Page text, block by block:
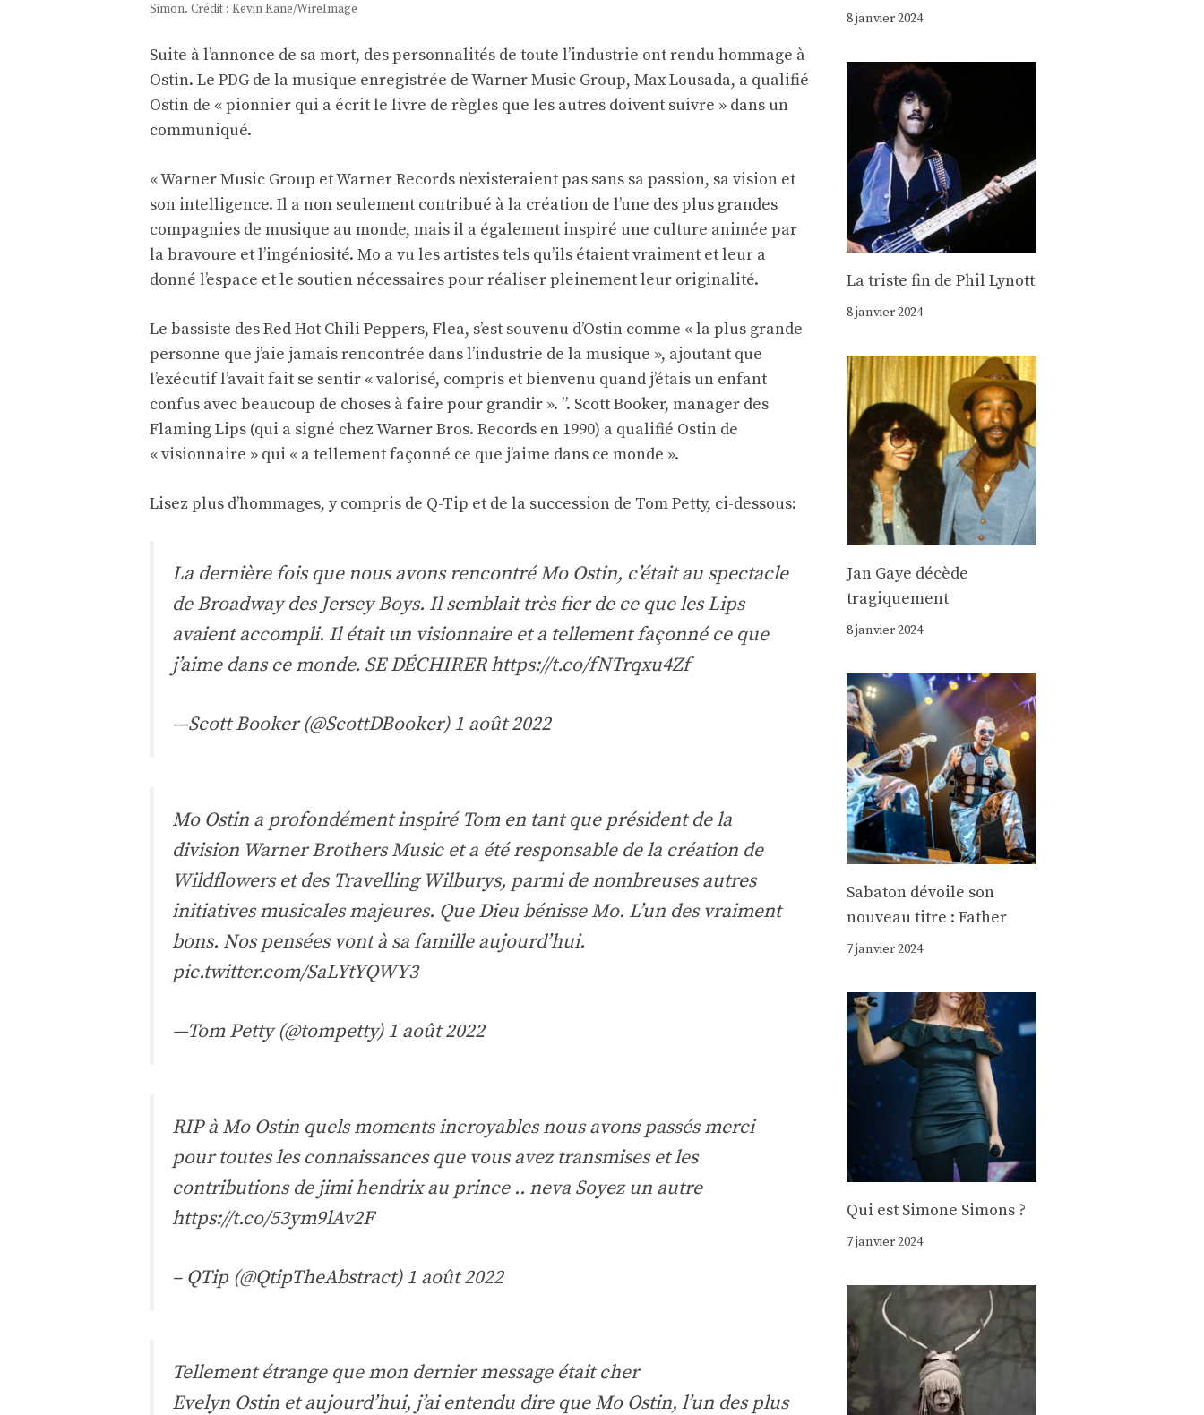
Simon. Crédit : Kevin Kane/WireImage
Suite à l’annonce de sa mort, des personnalités de toute l’industrie ont rendu hommage à
Ostin. Le PDG de la musique enregistrée de Warner Music Group, Max Lousada, a qualifié
Ostin de « pionnier qui a écrit le livre de règles que les autres doivent suivre » dans un
communiqué.
« Warner Music Group et Warner Records n’existeraient pas sans sa passion, sa vision et
son intelligence. Il a non seulement contribué à la création de l’une des plus grandes
compagnies de musique au monde, mais il a également inspiré une culture animée par
la bravoure et l’ingéniosité. Mo a vu les artistes tels qu’ils étaient vraiment et leur a
donné l’espace et le soutien nécessaires pour réaliser pleinement leur originalité.
Le bassiste des Red Hot Chili Peppers, Flea, s’est souvenu d’Ostin comme « la plus grande
personne que j’aie jamais rencontrée dans l’industrie de la musique », ajoutant que
l’exécutif l’avait fait se sentir « valorisé, compris et bienvenu quand j’étais un enfant
confus avec beaucoup de choses à faire pour grandir ». ”. Scott Booker, manager des
Flaming Lips (qui a signé chez Warner Bros. Records en 1990) a qualifié Ostin de
« visionnaire » qui « a tellement façonné ce que j’aime dans ce monde ».
Lisez plus d’hommages, y compris de Q-Tip et de la succession de Tom Petty, ci-dessous:
La dernière fois que nous avons rencontré Mo Ostin, c’était au spectacle
de Broadway des Jersey Boys. Il semblait très fier de ce que les Lips
avaient accompli. Il était un visionnaire et a tellement façonné ce que
j’aime dans ce monde. SE DÉCHIRERhttps://t.co/fNTrqxu4Zf
—Scott Booker (@ScottDBooker)1 août 2022
Mo Ostin a profondément inspiré Tom en tant que président de la
division Warner Brothers Music et a été responsable de la création de
Wildflowers et des Travelling Wilburys, parmi de nombreuses autres
initiatives musicales majeures. Que Dieu bénisse Mo. L’un des vraiment
bons. Nos pensées vont à sa famille aujourd’hui.
pic.twitter.com/SaLYtYQWY3
—Tom Petty (@tompetty)1 août 2022
RIP à Mo Ostin quels moments incroyables nous avons passés merci
pour toutes les connaissances que vous avez transmises et les
contributions de jimi hendrix au prince .. neva Soyez un autre
https://t.co/53ym9lAv2F
– QTip (@QtipTheAbstract)1 août 2022
Tellement étrange que mon dernier message était cher
Evelyn Ostin et aujourd’hui, j’ai entendu dire que Mo Ostin, l’un des plus
8 janvier 2024
La triste fin de Phil Lynott
8 janvier 2024
Jan Gaye décède
tragiquement
8 janvier 2024
Sabaton dévoile son
nouveau titre : Father
7 janvier 2024
Qui est Simone Simons ?
7 janvier 2024